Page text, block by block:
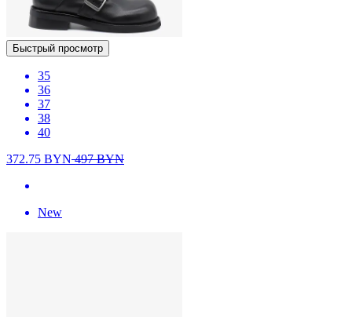
Быстрый просмотр
35
36
37
38
40
372.75 BYN497BYN
New